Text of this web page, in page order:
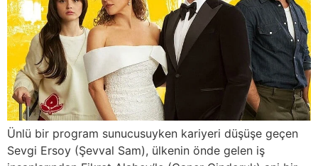
Ünlü bir program sunucusuyken kariyeri düşüşe geçen
Sevgi Ersoy (Şevval Sam), ülkenin önde gelen iş